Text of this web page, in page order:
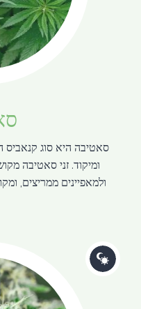
סאטיבה היא סוג קנאביס
ומיקוד. זני סאטיבה
ולמאפיינים ממריצים,